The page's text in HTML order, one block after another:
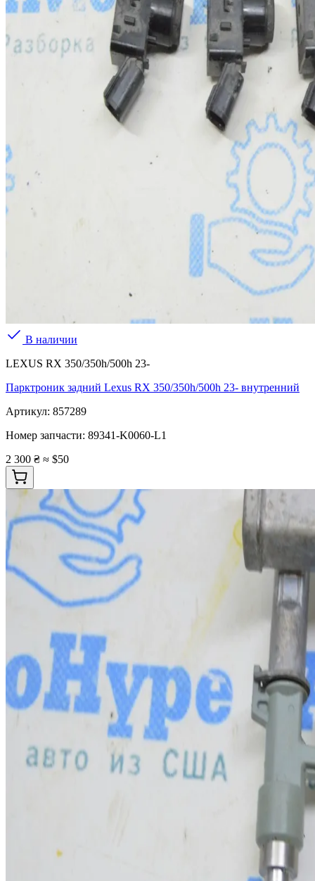
В наличии
LEXUS RX 350/350h/500h 23-
Парктроник задний Lexus RX 350/350h/500h 23- внутренний
Артикул: 857289
Номер запчасти: 89341-K0060-L1
2 300 ₴ ≈ $50